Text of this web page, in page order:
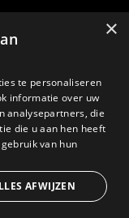
×
te personaliseren
informatie over uw
analysepartners, die
die u aan hen heeft
van hun
AFWIJZEN